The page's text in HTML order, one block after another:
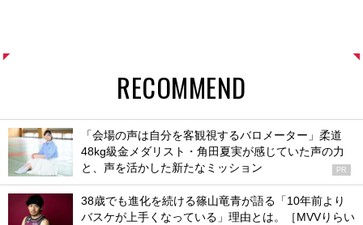
RECOMMEND
「会場の声は自分を客観視するバロメーター」柔道
48kg級金メダリスト・角田夏実が感じていた声の力
と、声を活かした新たなミッション
PR
38歳でも進化を続ける篠山竜青が語る「10年前より
バスケが上手くなっている」理由とは。［MVVりらい